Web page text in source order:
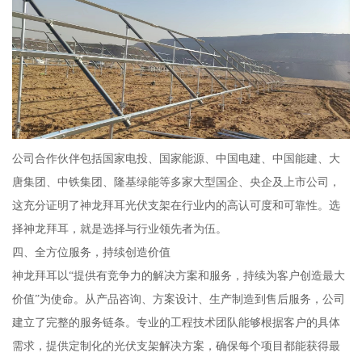
公司合作伙伴包括国家电投、国家能源、中国电建、中国能建、大
唐集团、中铁集团、隆基绿能等多家大型国企、央企及上市公司，
这充分证明了神龙拜耳光伏支架在行业内的高认可度和可靠性。选
择神龙拜耳，就是选择与行业领先者为伍。
四、全方位服务，持续创造价值
神龙拜耳以“提供有竞争力的解决方案和服务，持续为客户创造最大
价值”为使命。从产品咨询、方案设计、生产制造到售后服务，公司
建立了完整的服务链条。专业的工程技术团队能够根据客户的具体
需求，提供定制化的光伏支架解决方案，确保每个项目都能获得最